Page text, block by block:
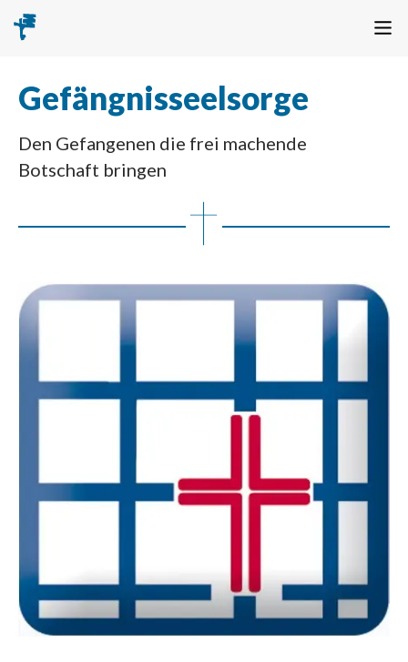
Gefängnisseelsorge
Den Gefangenen die frei machende
Botschaft bringen